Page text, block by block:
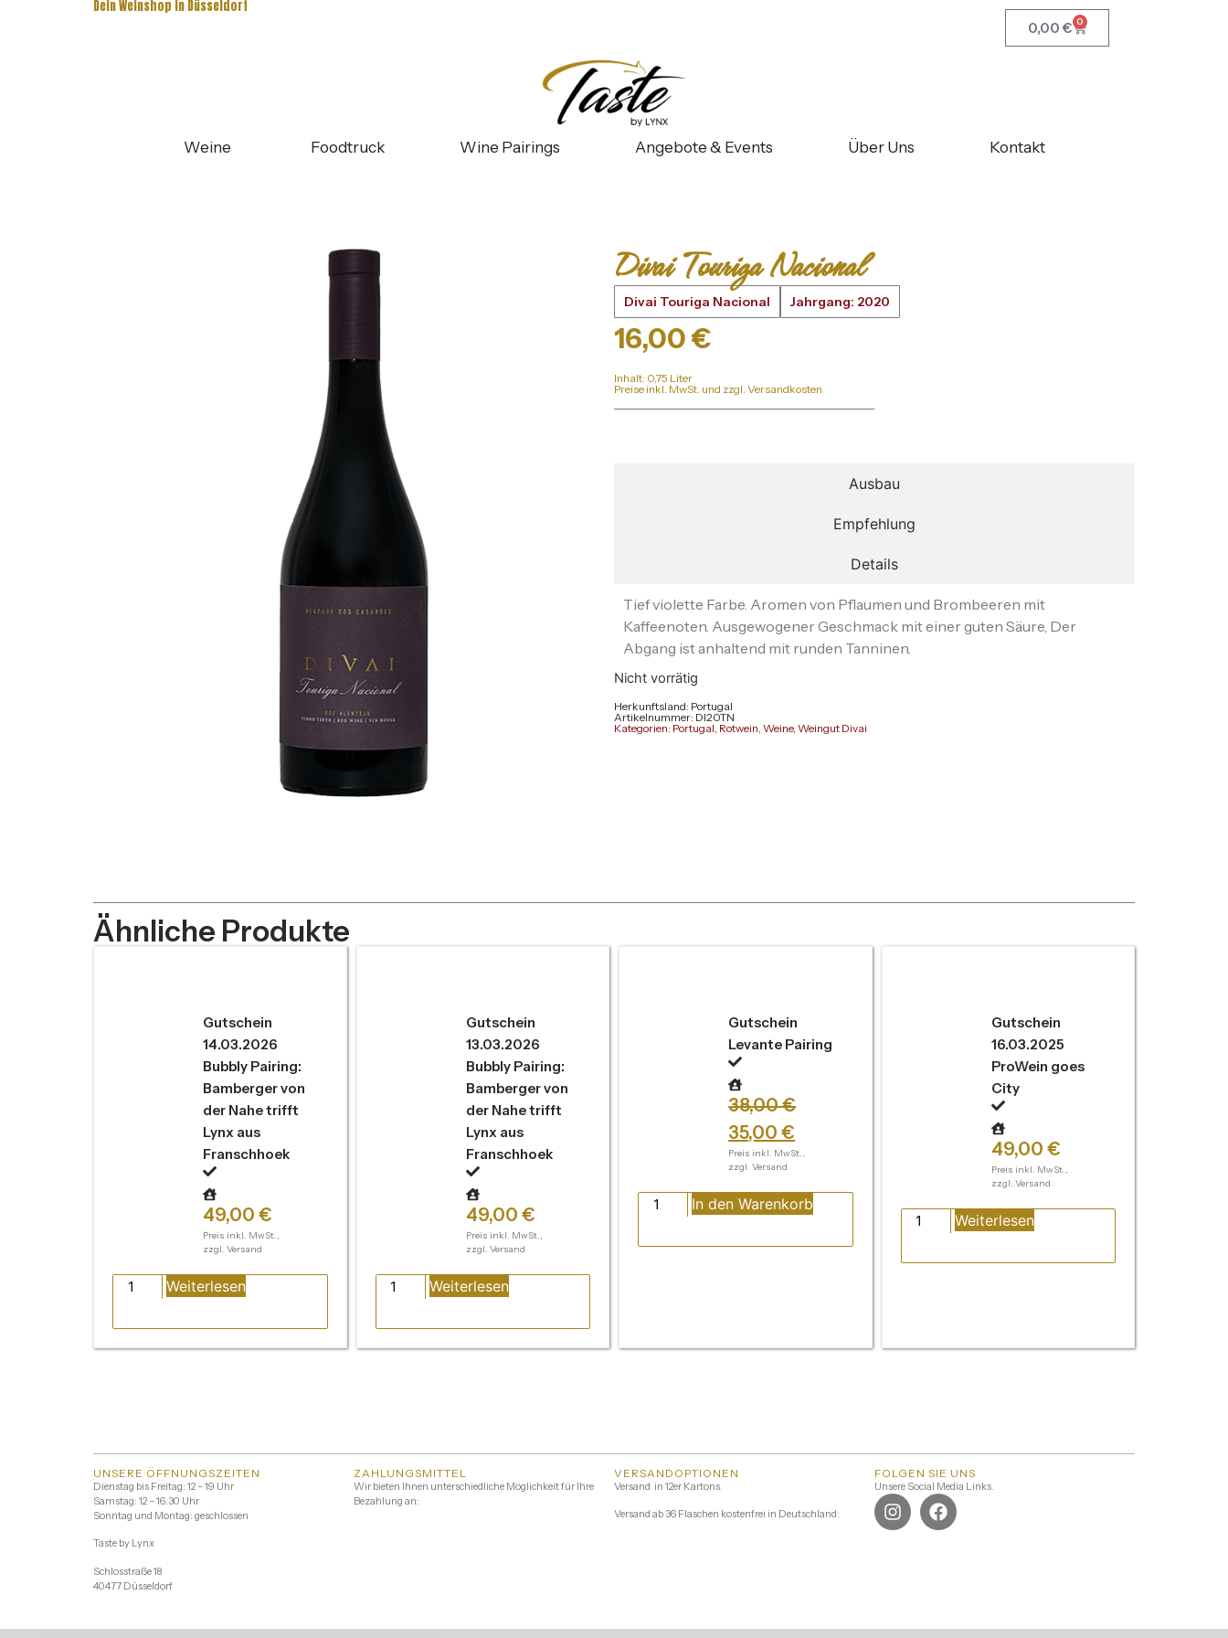
Dein Weinshop in Düsseldorf
0,00 € 0
Weine Foodtruck Wine Pairings Angebote & Events Über Uns Kontakt
Divai Touriga Nacional
Divai Touriga Nacional Jahrgang: 2020
16,00€
Inhalt: 0,75 Liter
Preise inkl. MwSt. und zzgl. Versandkosten
Ausbau
Empfehlung
Details
Tief violette Farbe. Aromen von Pflaumen und Brombeeren mit
Kaffeenoten. Ausgewogener Geschmack mit einer guten Säure, Der
Abgang ist anhaltend mit runden Tanninen.
Nicht vorrätig
Herkunftsland: Portugal
Artikelnummer: DI20TN
Kategorien: Portugal, Rotwein, Weine, Weingut Divai
Ähnliche Produkte
Gutschein
14.03.2026
Bubbly Pairing:
Bamberger von
der Nahe trifft
Lynx aus
Franschhoek
49,00€
Preis inkl. MwSt.,
zzgl. Versand
Weiterlesen
Gutschein
13.03.2026
Bubbly Pairing:
Bamberger von
der Nahe trifft
Lynx aus
Franschhoek
49,00 €
Preis inkl. MwSt.,
zzgl. Versand
Weiterlesen
Gutschein
Levante Pairing
38,00€
35,00€
Preis inkl. MwSt.,
zzgl. Versand
In den Warenkorb
Gutschein
16.03.2025
ProWein goes
City
49,00 €
Preis inkl. MwSt.,
zzgl. Versand
Weiterlesen
UNSERE ÖFFNUNGSZEITEN
Dienstag bis Freitag: 12 – 19 Uhr
Samstag: 12 – 16:30 Uhr
Sonntag und Montag: geschlossen
Taste by Lynx
Schlosstraße 18
40477 Düsseldorf
ZAHLUNGSMITTEL
Wir bieten Ihnen unterschiedliche Möglichkeit für Ihre
Bezahlung an:
VERSANDOPTIONEN
Versand in 12er Kartons.
Versand ab 36 Flaschen kostenfrei in Deutschland:
FOLGEN SIE UNS
Unsere Social Media Links.